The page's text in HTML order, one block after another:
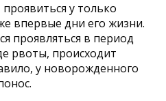
у только
впервые дни его жизни.
проявляться в период
рвоты, происходит
у новорожденного